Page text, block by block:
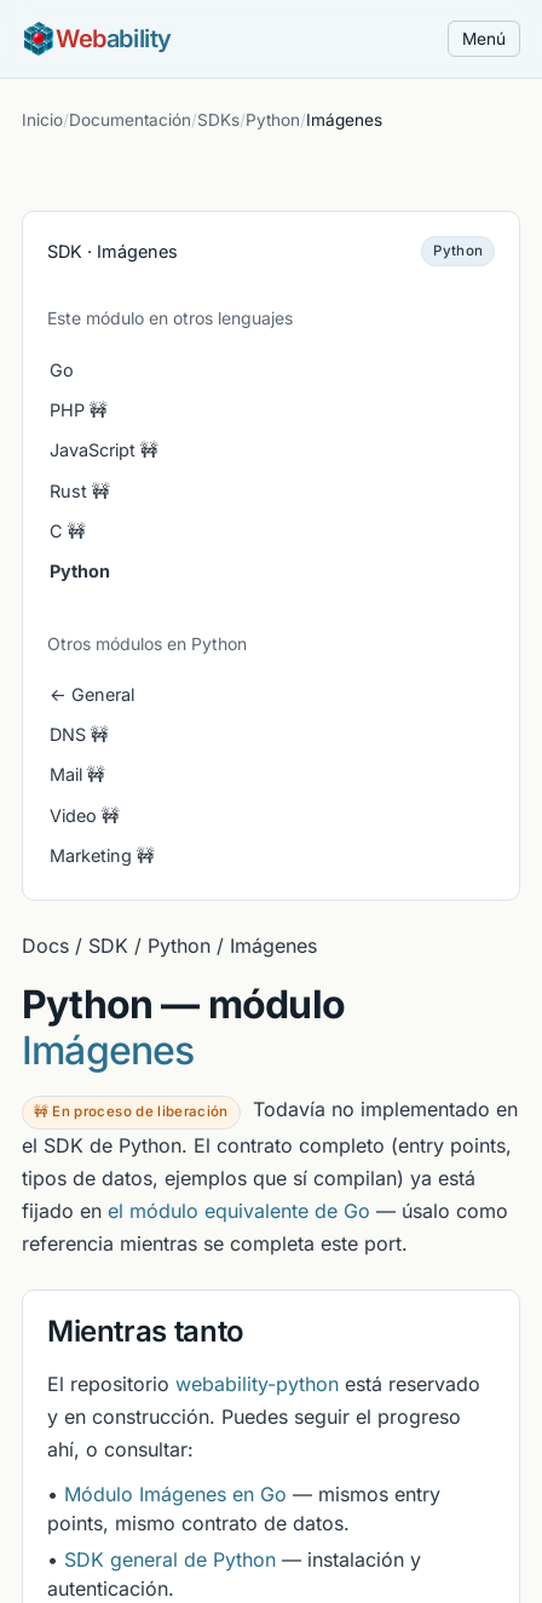
Webability Menú
Inicio/Documentación/SDKs/Python/Imágenes
SDK · Imágenes Python
Este módulo en otros lenguajes
Go
PHP 🚧
JavaScript 🚧
Rust 🚧
C 🚧
Python
Otros módulos en Python
← General
DNS 🚧
Mail 🚧
Video 🚧
Marketing 🚧
Docs / SDK / Python / Imágenes
Python — módulo
Imágenes
🚧 En proceso de liberación
Todavía no implementado en
el SDK de Python. El contrato completo (entry points,
tipos de datos, ejemplos que sí compilan) ya está
fijado en el módulo equivalente de Go — úsalo como
referencia mientras se completa este port.
Mientras tanto
El repositorio webability-pythonestá reservado
y en construcción. Puedes seguir el progreso
ahí, o consultar:
• Módulo Imágenes en Go — mismos entry
points, mismo contrato de datos.
• SDK general de Python— instalación y
autenticación.